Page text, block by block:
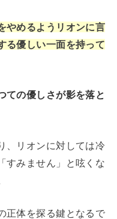
やめるようリオンに言
る優しい一面を持って
ての優しさが影を落と
、リオンに対しては冷
すみません」と呟くな
正体を探る鍵となるで